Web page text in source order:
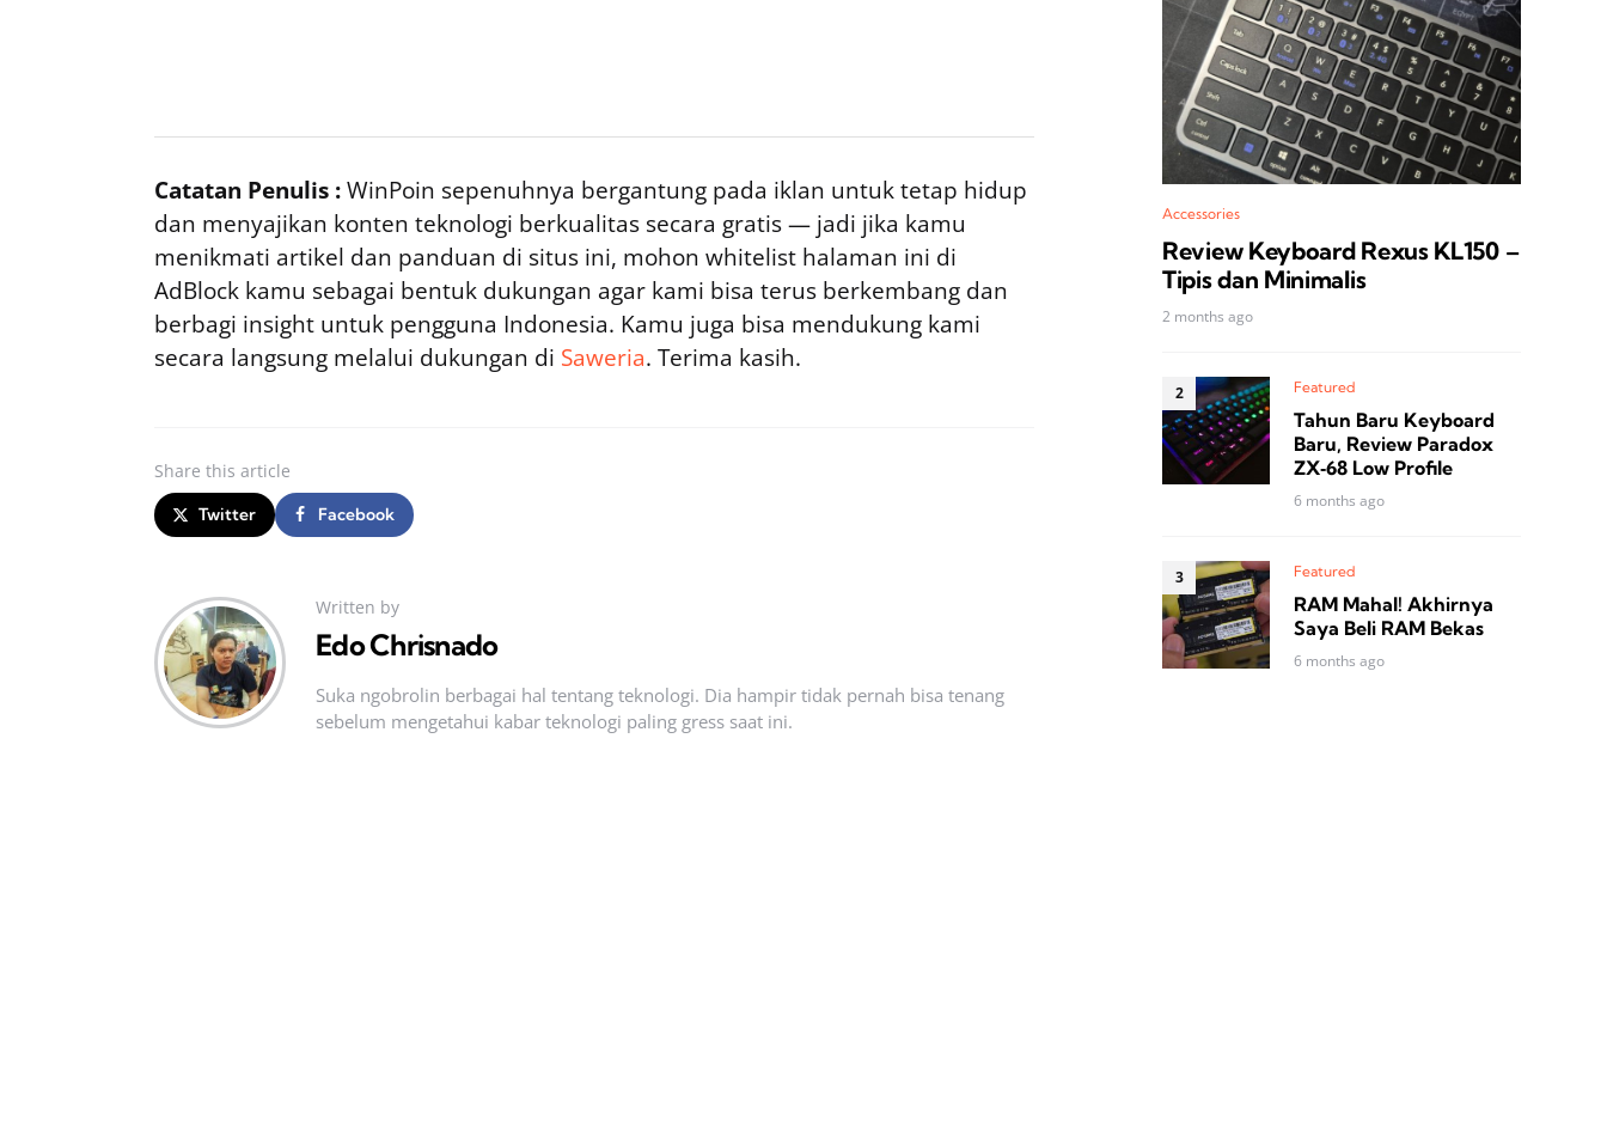
Catatan Penulis :WinPoin sepenuhnya bergantung pada iklan untuk tetap hidup
dan menyajikan konten teknologi berkualitas secara gratis — jadi jika kamu
menikmati artikel dan panduan di situs ini, mohon whitelist halaman ini di
AdBlock kamu sebagai bentuk dukungan agar kami bisa terus berkembang dan
berbagi insight untuk pengguna Indonesia. Kamu juga bisa mendukung kami
secara langsung melalui dukungan di Saweria. Terima kasih.
Share this article
Twitter Facebook
Written by
Edo Chrisnado
Suka ngobrolin berbagai hal tentang teknologi. Dia hampir tidak pernah bisa tenang
sebelum mengetahui kabar teknologi paling gress saat ini.
Accessories
Review Keyboard Rexus KL150 –
Tipis dan Minimalis
2 months ago
Featured
Tahun Baru Keyboard
Baru, Review Paradox
ZX‑68 Low Profile
6 months ago
Featured
RAM Mahal! Akhirnya
Saya Beli RAM Bekas
6 months ago